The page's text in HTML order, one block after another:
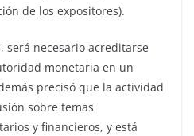
de los expositores).
será necesario acreditarse
monetaria en un
precisó que la actividad
sobre temas
y financieros, y está